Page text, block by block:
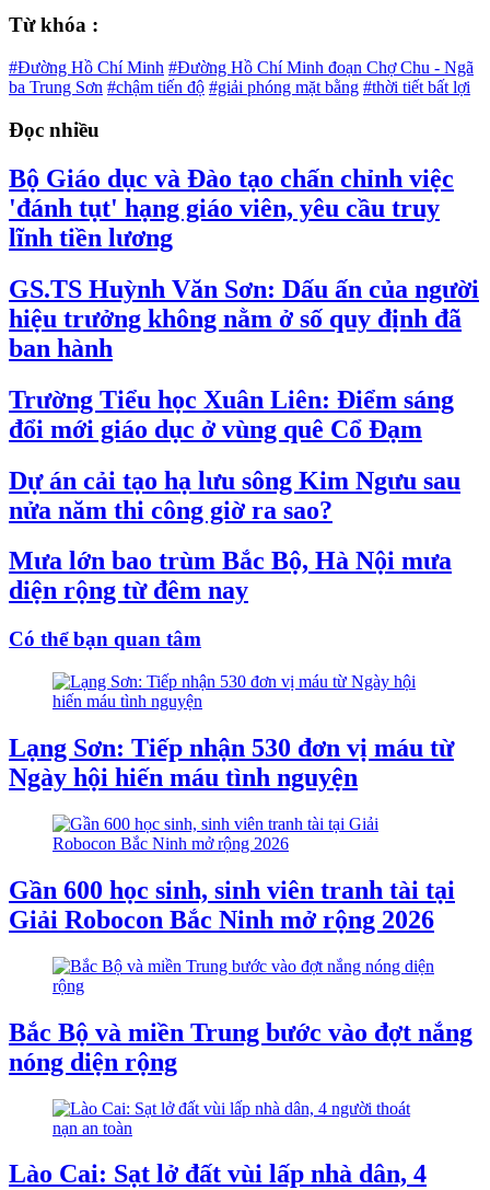
Từ khóa :
#Đường Hồ Chí Minh #Đường Hồ Chí Minh đoạn Chợ Chu - Ngã
ba Trung Sơn #chậm tiến độ #giải phóng mặt bằng #thời tiết bất lợi
Đọc nhiều
Bộ Giáo dục và Đào tạo chấn chỉnh việc
'đánh tụt' hạng giáo viên, yêu cầu truy
lĩnh tiền lương
GS.TS Huỳnh Văn Sơn: Dấu ấn của người
hiệu trưởng không nằm ở số quy định đã
ban hành
Trường Tiểu học Xuân Liên: Điểm sáng
đổi mới giáo dục ở vùng quê Cổ Đạm
Dự án cải tạo hạ lưu sông Kim Ngưu sau
nửa năm thi công giờ ra sao?
Mưa lớn bao trùm Bắc Bộ, Hà Nội mưa
diện rộng từ đêm nay
Có thể bạn quan tâm
Lạng Sơn: Tiếp nhận 530 đơn vị máu từ
Ngày hội hiến máu tình nguyện
Gần 600 học sinh, sinh viên tranh tài tại
Giải Robocon Bắc Ninh mở rộng 2026
Bắc Bộ và miền Trung bước vào đợt nắng
nóng diện rộng
Lào Cai: Sạt lở đất vùi lấp nhà dân, 4